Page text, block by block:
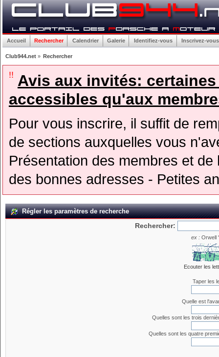
Accueil Rechercher Calendrier Galerie Identifiez-vous Inscrivez-vous
Club944.net» Rechercher
!! Avis aux invités:
accessibles qu'aux
Pour vous inscrire, il suffit de
de sections auxquelles vous
Présentation des membres et
des bonnes adresses - Petites
Régler les paramètres de recherche
Rechercher:
ex : Orwell
Ecouter les
Taper les
Quelle est
Quelles sont les trois
Quelles sont les quatre